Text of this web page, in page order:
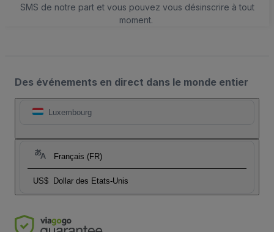
SMS de notre part et vous pouvez vous désinscrire à tout
moment.
Des événements en direct dans le monde entier
Luxembourg
Français (FR)
US$ Dollar des Etats-Unis